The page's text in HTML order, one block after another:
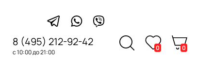
8 (495) 212-92-42
с 10:00 до 21:00
0 0